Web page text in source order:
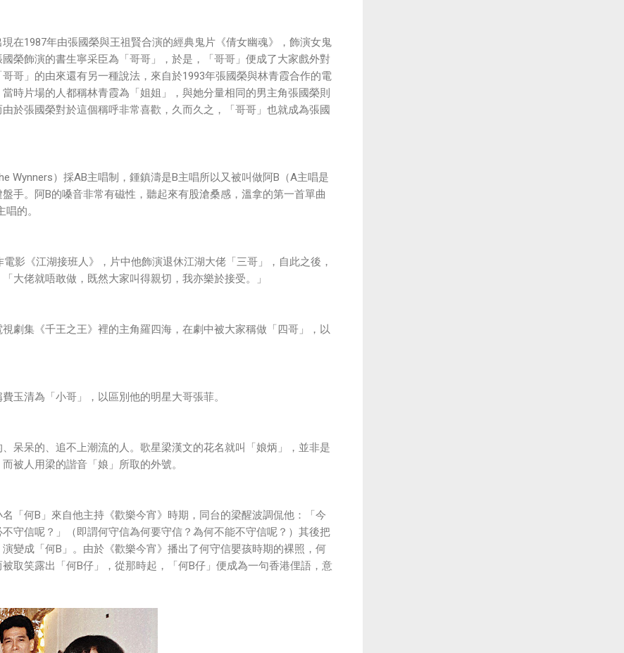
在1987年由張國榮與王祖賢合演的經典鬼片《倩女幽魂》，飾演女鬼
國榮飾演的書生寧采臣為「哥哥」，於是，「哥哥」便成了大家戲外對
哥」的由來還有另一種說法，來自於1993年張國榮與林青霞合作的電
時片場的人都稱林青霞為「姐姐」，與她分量相同的男主角張國榮則
於張國榮對於這個稱呼非常喜歡，久而久之，「哥哥」也就成為張國
Wynners）採AB主唱制，鍾鎮濤是B主唱所以又被叫做阿B（A主唱是
手。阿B的嗓音非常有磁性，聽起來有股滄桑感，溫拿的第一首單曲
唱的。
影《江湖接班人》，片中他飾演退休江湖大佬「三哥」，自此之後，
大佬就唔敢做，既然大家叫得親切，我亦樂於接受。」
劇集《千王之王》裡的主角羅四海，在劇中被大家稱做「四哥」，以
玉清為「小哥」，以區別他的明星大哥張菲。
、呆呆的、追不上潮流的人。歌星梁漢文的花名就叫「娘炳」，並非是
被人用梁的諧音「娘」所取的外號。
「何B」來自他主持《歡樂今宵》時期，同台的梁醒波調侃他：「今
守信呢？」（即謂何守信為何要守信？為何不能不守信呢？）其後把
演變成「何B」。由於《歡樂今宵》播出了何守信嬰孩時期的裸照，何
取笑露出「何B仔」，從那時起，「何B仔」便成為一句香港俚語，意